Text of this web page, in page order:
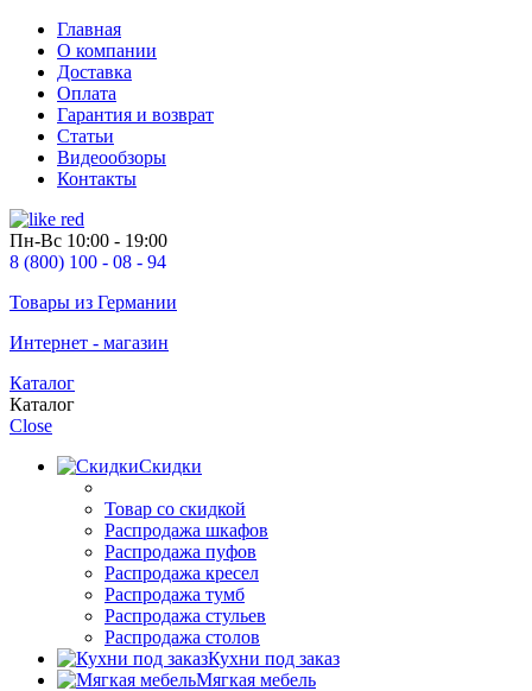
Главная
О компании
Доставка
Оплата
Гарантия и возврат
Статьи
Видеообзоры
Контакты
Пн-Вс 10:00 - 19:00
8 (800) 100 - 08 - 94
Товары из Германии
Интернет - магазин
Каталог
Каталог
Close
Скидки
Товар со скидкой
Распродажа шкафов
Распродажа пуфов
Распродажа кресел
Распродажа тумб
Распродажа стульев
Распродажа столов
Кухни под заказ
Мягкая мебель